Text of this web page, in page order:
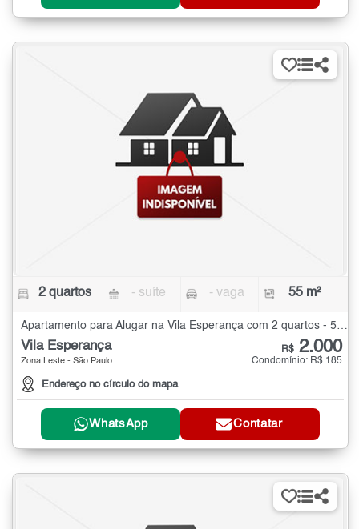
2 quartos - suíte - vaga 55 m²
Vila Esperança
Zona Leste - São Paulo
Endereço no círculo do mapa
R$ 2.000
Condomínio: R$ 185
WhatsApp Contatar